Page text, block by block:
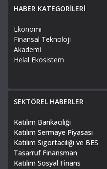
HABER KATEGORİLERİ
Ekonomi
Finansal Teknoloji
Akademi
Helal Ekosistem
SEKTÖREL HABERLER
Katılım Bankacılığı
Katılım Sermaye Piyasası
Katılım Sigortacılığı ve BES
Tasarruf Finansman
Katılım Sosyal Finans